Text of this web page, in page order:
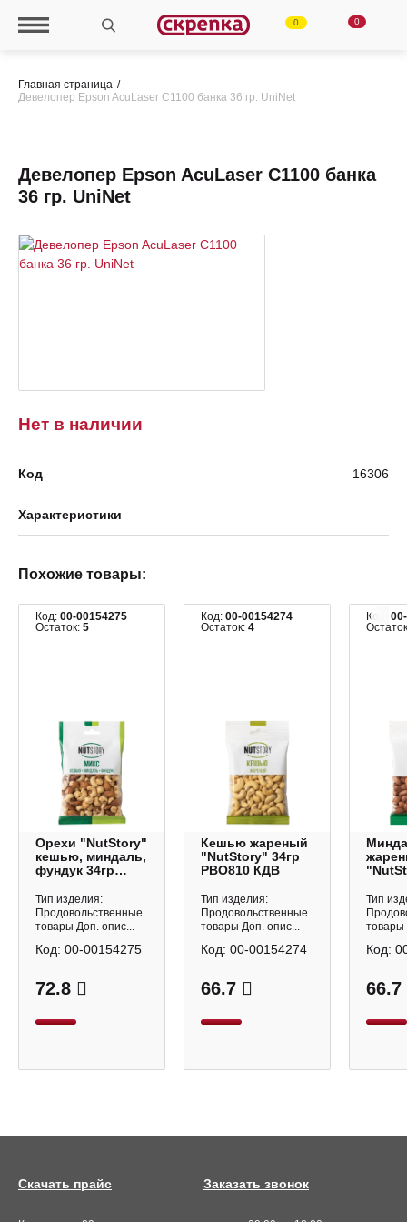
0 0
Главная страница
Девелопер Epson AcuLaser C1100 банка 36 гр. UniNet
Нет в наличии
Девелопер Epson AcuLaser C1100 банка
36 гр. UniNet
Код 16306
Характеристики
Похожие товары:
Код: 00-00154275
Остаток: 5
Орехи "NutStory"
кешью, миндаль,
фундук 34гр
Тип изделия:
Продовольственные
товары Доп. опис...
72.8
Код: 00-00154275
Код: 00-00154274
Остаток: 4
Кешью жареный
"NutStory" 34гр
РВО810 КДВ
Тип изделия:
Продовольственные
товары Доп. опис...
66.7
Код: 00-00154274
Код:
Тип
товары
66.7
Код:
Заказать звонок
Скачать прайс